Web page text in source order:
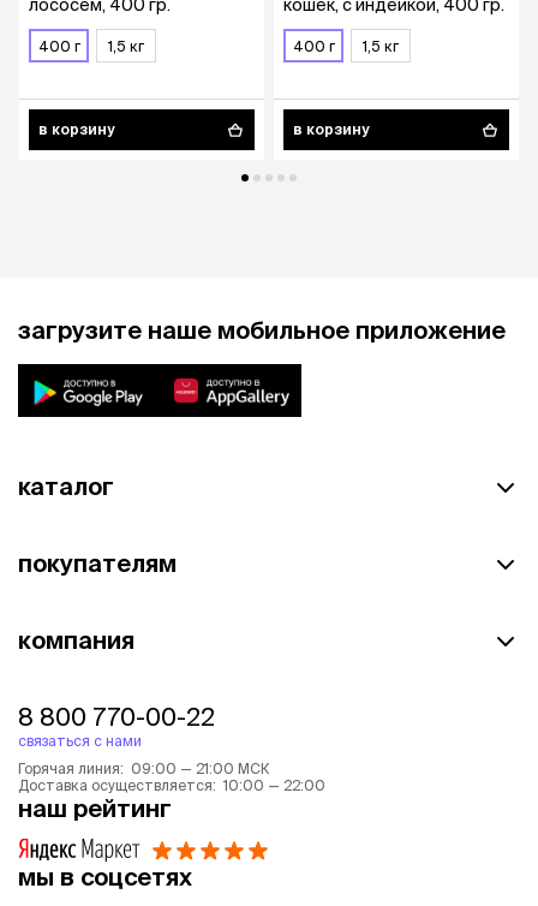
лососем, 400 гр.
400 г 1,5 кг
в корзину
кошек, с индейкой, 400 гр.
400 г 1,5 кг
в корзину
загрузите наше мобильное приложение
каталог
покупателям
компания
8 800 770-00-22
связаться с нами
Горячая линия: 09:00 — 21:00 МСК
Доставка осуществляется: 10:00 — 22:00
наш рейтинг
мы в соцсетях